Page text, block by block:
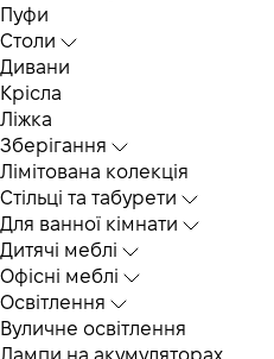
Пуфи
Столи
Дивани
Крісла
Ліжка
Зберігання
Лімітована колекція
Стільці та табурети
Для ванної кімнати
Дитячі меблі
Офісні меблі
Освітлення
Вуличне освітлення
Лампи на акумуляторах